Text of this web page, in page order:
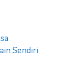
Sendiri